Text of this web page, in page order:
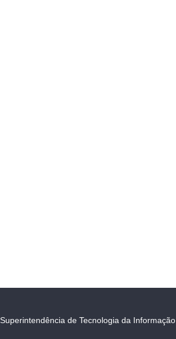
Superintendência de Tecnologia da Informação